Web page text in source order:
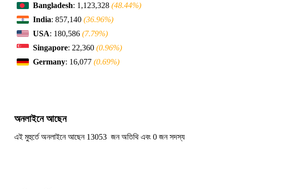
Bangladesh: 1,123,328 (48.44%)
India: 857,140 (36.96%)
USA: 180,586 (7.79%)
Singapore: 22,360 (0.96%)
Germany: 16,077 (0.69%)
অনলাইনে আছেন
এই মুহুর্তে অনলাইনে আছেন 13053 জন অতিথি এবং 0 জন সদস্য